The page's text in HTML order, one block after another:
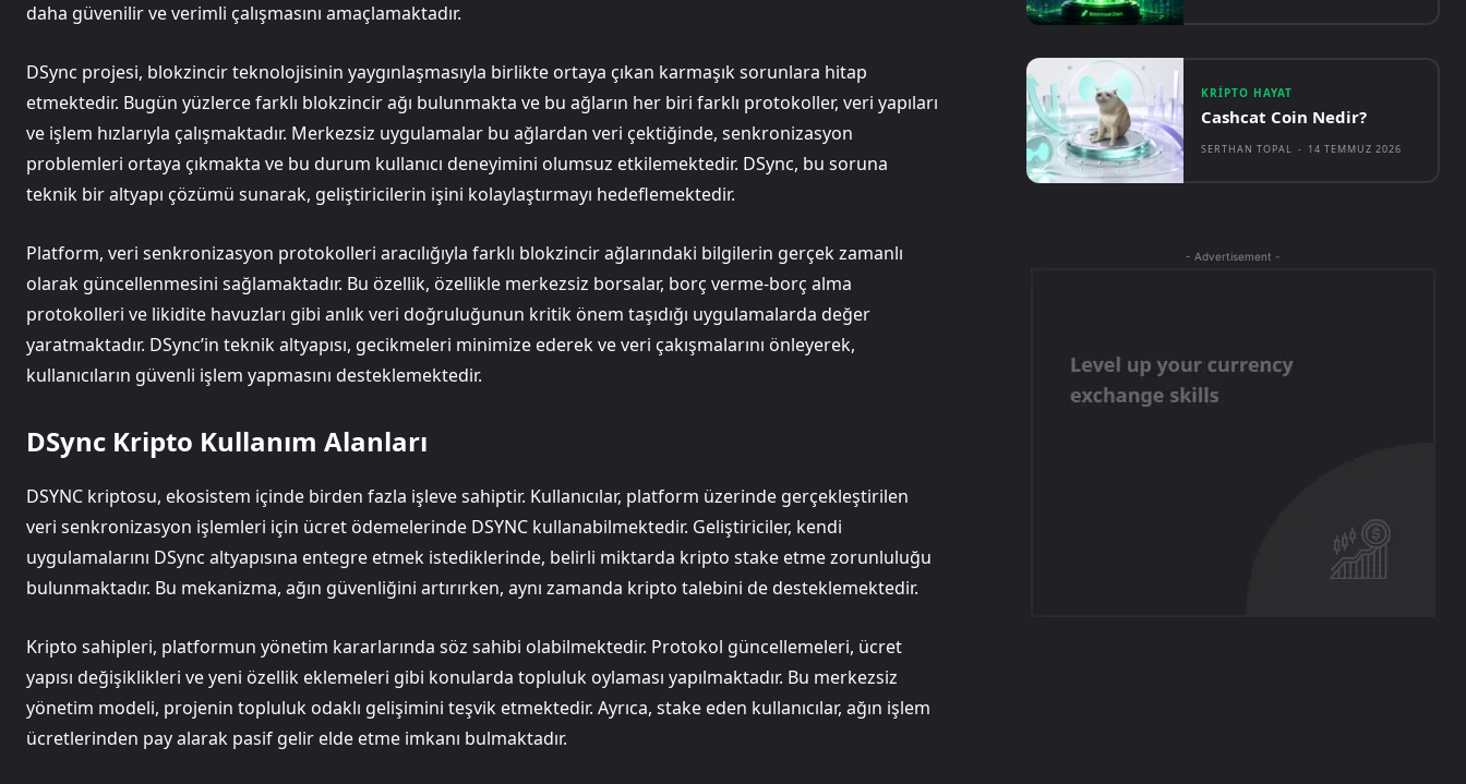
daha güvenilir ve verimli çalışmasını amaçlamaktadır.
DSync projesi, blokzincir teknolojisinin yaygınlaşmasıyla birlikte ortaya çıkan karmaşık sorunlara hitap
etmektedir. Bugün yüzlerce farklı blokzincir ağı bulunmakta ve bu ağların her biri farklı protokoller, veri yapıları
ve işlem hızlarıyla çalışmaktadır. Merkezsiz uygulamalar bu ağlardan veri çektiğinde, senkronizasyon
problemleri ortaya çıkmakta ve bu durum kullanıcı deneyimini olumsuz etkilemektedir. DSync, bu soruna
teknik bir altyapı çözümü sunarak, geliştiricilerin işini kolaylaştırmayı hedeflemektedir.
Platform, veri senkronizasyon protokolleri aracılığıyla farklı blokzincir ağlarındaki bilgilerin gerçek zamanlı
olarak güncellenmesini sağlamaktadır. Bu özellik, özellikle merkezsiz borsalar, borç verme-borç alma
protokolleri ve likidite havuzları gibi anlık veri doğruluğunun kritik önem taşıdığı uygulamalarda değer
yaratmaktadır. DSync’in teknik altyapısı, gecikmeleri minimize ederek ve veri çakışmalarını önleyerek,
kullanıcıların güvenli işlem yapmasını desteklemektedir.
DSync Kripto Kullanım Alanları
DSYNC kriptosu, ekosistem içinde birden fazla işleve sahiptir. Kullanıcılar, platform üzerinde gerçekleştirilen
veri senkronizasyon işlemleri için ücret ödemelerinde DSYNC kullanabilmektedir. Geliştiriciler, kendi
uygulamalarını DSync altyapısına entegre etmek istediklerinde, belirli miktarda kripto stake etme zorunluluğu
bulunmaktadır. Bu mekanizma, ağın güvenliğini artırırken, aynı zamanda kripto talebini de desteklemektedir.
Kripto sahipleri, platformun yönetim kararlarında söz sahibi olabilmektedir. Protokol güncellemeleri, ücret
yapısı değişiklikleri ve yeni özellik eklemeleri gibi konularda topluluk oylaması yapılmaktadır. Bu merkezsiz
yönetim modeli, projenin topluluk odaklı gelişimini teşvik etmektedir. Ayrıca, stake eden kullanıcılar, ağın işlem
ücretlerinden pay alarak pasif gelir elde etme imkanı bulmaktadır.
KRIPTO HAYAT
Cashcat Coin Nedir?
SERTHAN TOPAL - 14 TEMMUZ 2026
- Advertisement -